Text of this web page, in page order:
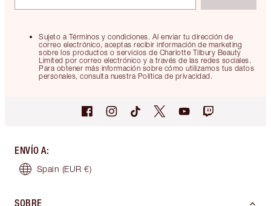
Sujeto a Términos y condiciones. Al enviar tu dirección de
correo electrónico, aceptas recibir información de marketing
sobre los productos o servicios de Charlotte Tilbury Beauty
Limited por correo electrónico y a través de las redes sociales.
Para obtener más información sobre cómo utilizamos tus datos
personales, consulta nuestra Política de privacidad.
ENVÍO A:
Spain (EUR €)
SOBRE